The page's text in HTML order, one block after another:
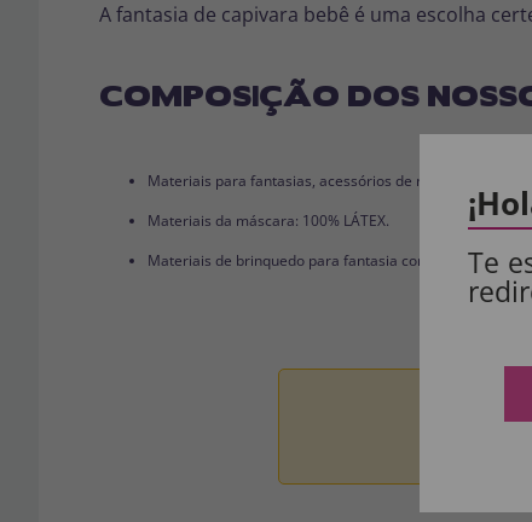
A fantasia de capivara bebê é uma escolha
COMPOSIÇÃO DOS
Materiais para fantasias, acessórios de roupas e perucas:
Materiais da máscara: 100% LÁTEX.
Materiais de brinquedo para fantasia completa: 100%
Te